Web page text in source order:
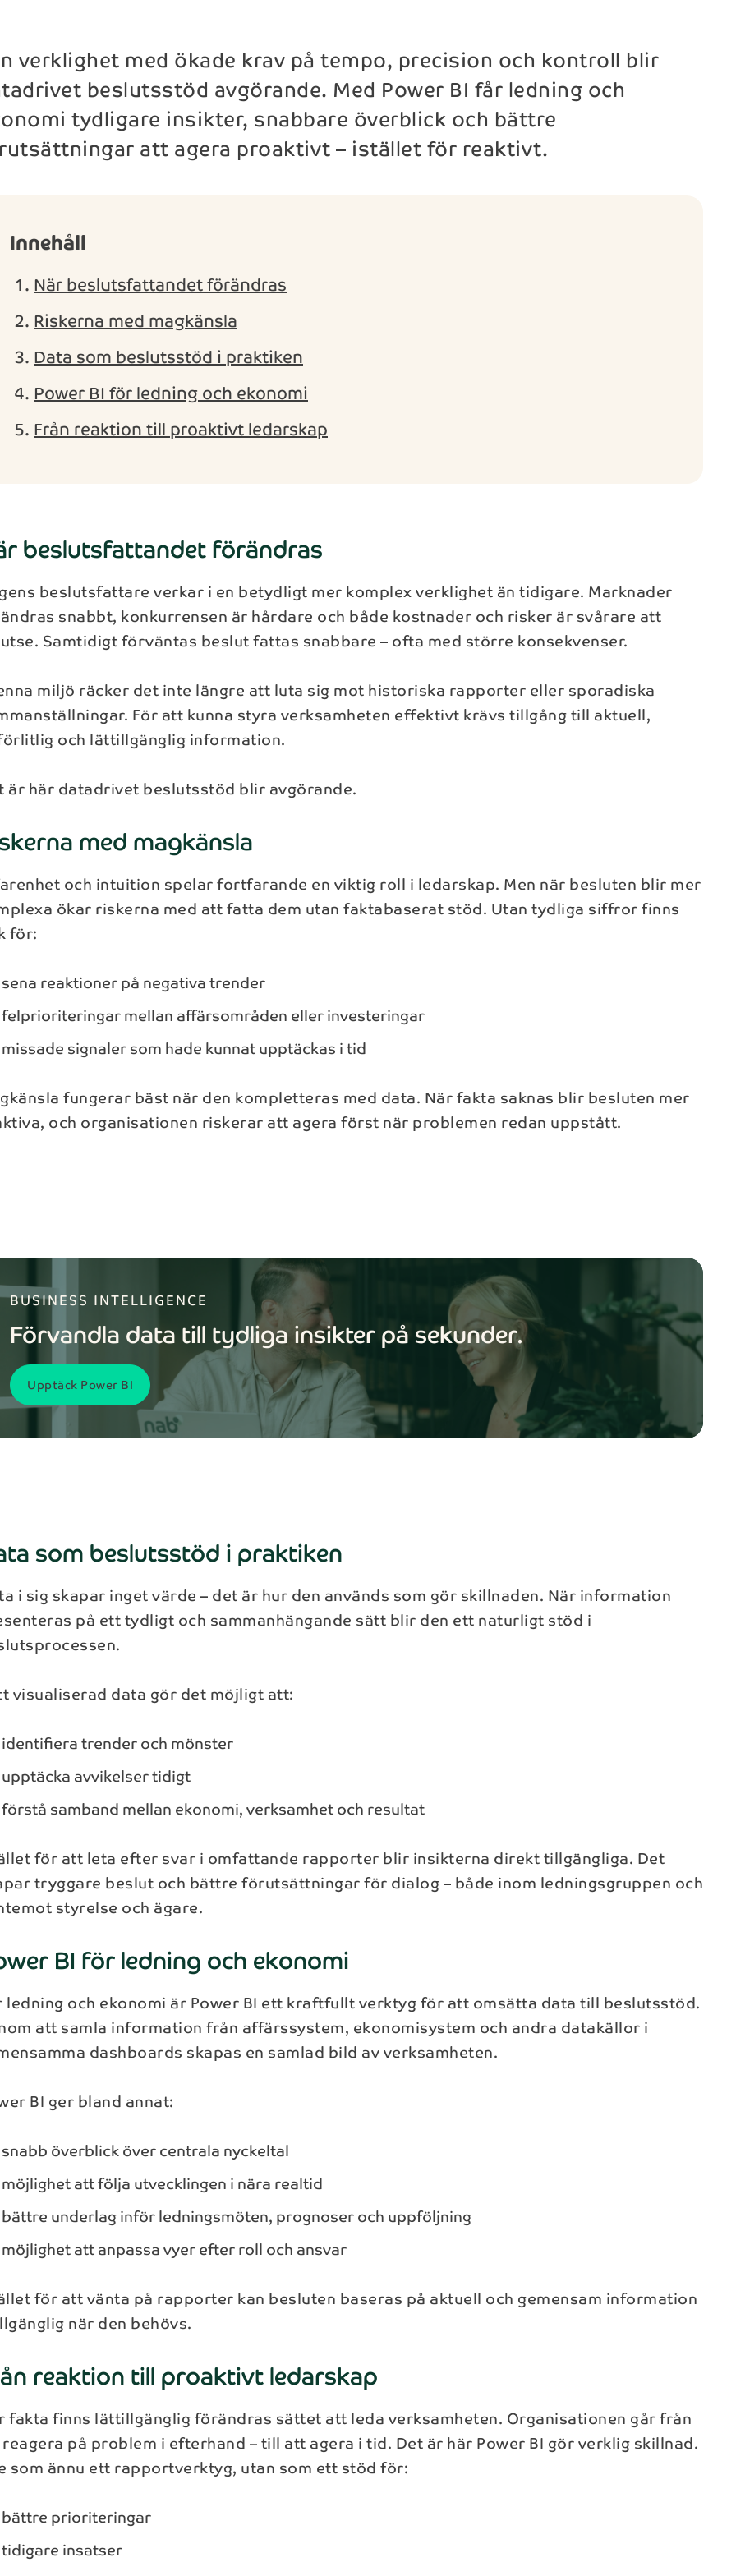
verklighet med ökade krav på tempo, precision och kontroll blir
beslutsstöd avgörande. Med Power BI får ledning och
tydligare insikter, snabbare överblick och bättre
att agera proaktivt – istället för reaktivt.
Innehåll
När beslutsfattandet förändras
Riskerna med magkänsla
Data som beslutsstöd i praktiken
Power BI för ledning och ekonomi
Från reaktion till proaktivt ledarskap
beslutsfattandet förändras
beslutsfattare verkar i en betydligt mer komplex verklighet än tidigare. Marknader
snabbt, konkurrensen är hårdare och både kostnader och risker är svårare att
Samtidigt förväntas beslut fattas snabbare – ofta med större konsekvenser.
miljö räcker det inte längre att luta sig mot historiska rapporter eller sporadiska
För att kunna styra verksamheten effektivt krävs tillgång till aktuell,
och lättillgänglig information.
är här datadrivet beslutsstöd blir avgörande.
med magkänsla
och intuition spelar fortfarande en viktig roll i ledarskap. Men när besluten blir mer
ökar riskerna med att fatta dem utan faktabaserat stöd. Utan tydliga siffror finns
för:
sena reaktioner på negativa trender
felprioriteringar mellan affärsområden eller investeringar
missade signaler som hade kunnat upptäckas i tid
fungerar bäst när den kompletteras med data. När fakta saknas blir besluten mer
och organisationen riskerar att agera först när problemen redan uppstått.
BUSINESS INTELLIGENCE
Förvandla data till tydliga insikter på sekunder.
Upptäck Power BI
som beslutsstöd i praktiken
i sig skapar inget värde – det är hur den används som gör skillnaden. När information
på ett tydligt och sammanhängande sätt blir den ett naturligt stöd i
visualiserad data gör det möjligt att:
identifiera trender och mönster
upptäcka avvikelser tidigt
förstå samband mellan ekonomi, verksamhet och resultat
för att leta efter svar i omfattande rapporter blir insikterna direkt tillgängliga. Det
tryggare beslut och bättre förutsättningar för dialog – både inom ledningsgruppen och
styrelse och ägare.
BI för ledning och ekonomi
ledning och ekonomi är Power BI ett kraftfullt verktyg för att omsätta data till beslutsstöd.
att samla information från affärssystem, ekonomisystem och andra datakällor i
dashboards skapas en samlad bild av verksamheten.
BI ger bland annat:
snabb överblick över centrala nyckeltal
möjlighet att följa utvecklingen i nära realtid
bättre underlag inför ledningsmöten, prognoser och uppföljning
möjlighet att anpassa vyer efter roll och ansvar
för att vänta på rapporter kan besluten baseras på aktuell och gemensam information
när den behövs.
reaktion till proaktivt ledarskap
fakta finns lättillgänglig förändras sättet att leda verksamheten. Organisationen går från
på problem i efterhand – till att agera i tid. Det är här Power BI gör verklig skillnad.
som ännu ett rapportverktyg, utan som ett stöd för:
bättre prioriteringar
tidigare insatser
nedan för att få mer information om våra
lösningar.
Efternamn*
Prenumerera på vårt
nyhetsbrev
Få koll på det senaste i branschen med vårt
nyhetsbrev.
Förnamn*
E-post*
Anmäl dig
personuppgifter behandlas enligt NAB:sintegritetspolicy